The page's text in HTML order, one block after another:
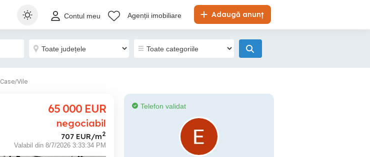
Adaugă anunț
Contul meu Agenții imobiliare
Case/Vile
65 000 EUR
negociabil
707 EUR/m2
Valabil din 8/7/2026 3:33:34 PM
Telefon validat